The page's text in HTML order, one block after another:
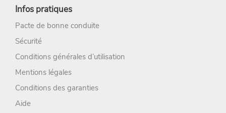
Infos pratiques
Pacte de bonne conduite
Sécurité
Conditions générales d’utilisation
Mentions légales
Conditions des garanties
Aide